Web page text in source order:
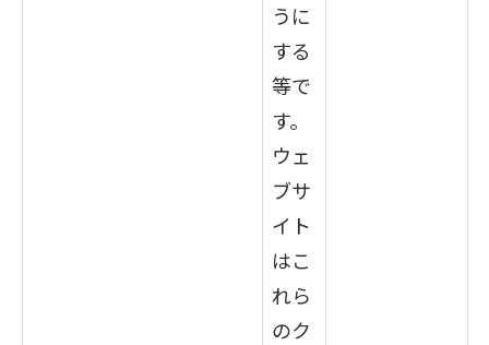
うに
する
等で
す。
ウェ
ブサ
イト
はこ
れら
のク